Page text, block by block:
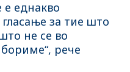
еднакво
за тие што
не се во
бориме“, рече